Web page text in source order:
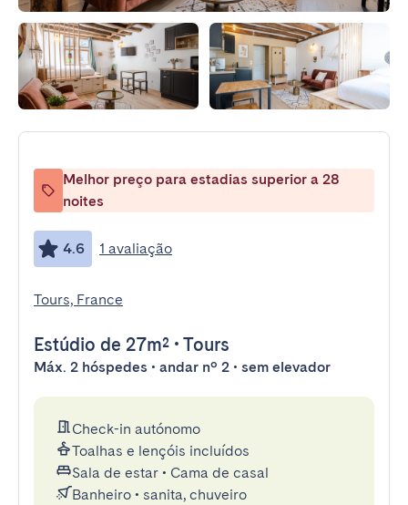
Melhor preço para estadias superior a 28
noites
4.6 1 avaliação
Tours, France
Estúdio de 27m² • Tours
Máx. 2 hóspedes • andar nº 2 • sem elevador
Check-in autónomo
Toalhas e lençóis incluídos
Sala de estar • Cama de casal
Banheiro • sanita, chuveiro